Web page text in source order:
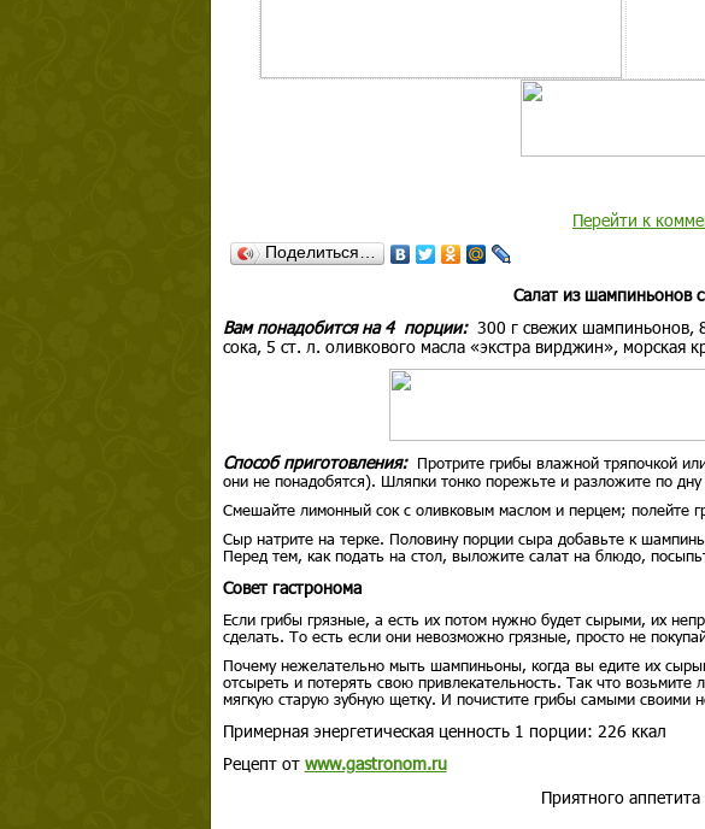
Перейти к
Поделиться…
Салат из шампиньонов
Вам понадобится на 4 порции: 300 г свежих шампиньонов,
сока, 5 ст. л. оливкового масла «экстра вирджин», морская
Способ приготовления: Протрите грибы влажной тряпочкой
они не понадобятся). Шляпки тонко порежьте и разложите по
Смешайте лимонный сок с оливковым маслом и перцем; полейте
Сыр натрите на терке. Половину порции сыра добавьте к
Перед тем, как подать на стол, выложите салат на блюдо,
Совет гастронома
Если грибы грязные, а есть их потом нужно будет сырыми, их
сделать. То есть если они невозможно грязные, просто не
Почему нежелательно мыть шампиньоны, когда вы едите их
отсыреть и потерять свою привлекательность. Так что
мягкую старую зубную щетку. И почистите грибы самыми
Примерная энергетическая ценность 1 порции: 226 ккал
Рецепт от www.gastronom.ru
Приятного